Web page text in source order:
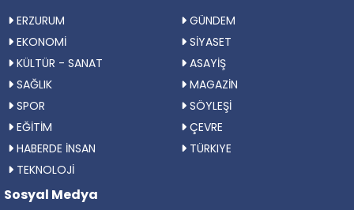
ERZURUM
GÜNDEM
EKONOMİ
SİYASET
KÜLTÜR - SANAT
ASAYİŞ
SAĞLIK
MAGAZİN
SPOR
SÖYLEŞİ
EĞİTİM
ÇEVRE
HABERDE İNSAN
TÜRKIYE
TEKNOLOJİ
Sosyal Medya